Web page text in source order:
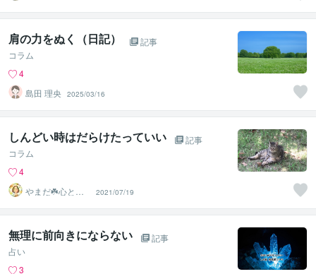
螢～
肩の力をぬく（日記）
記事
コラム
4
島田 理央 2025/03/16
しんどい時はだらけたっていい
記事
コラム
4
やまだ☘️心と頭
がスッキリ整う
サロン
2021/07/19
無理に前向きにならない
記事
占い
3